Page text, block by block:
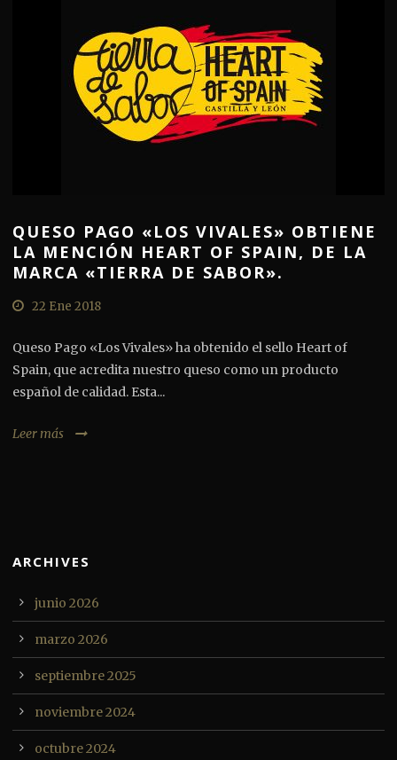
QUESO PAGO «LOS VIVALES» OBTIENE
LA MENCIÓN HEART OF SPAIN, DE LA
MARCA «TIERRA DE SABOR».
22 Ene 2018
Queso Pago «Los Vivales» ha obtenido el sello Heart of
Spain, que acredita nuestro queso como un producto
español de calidad. Esta...
Leer más
ARCHIVES
junio 2026
marzo 2026
septiembre 2025
noviembre 2024
octubre 2024